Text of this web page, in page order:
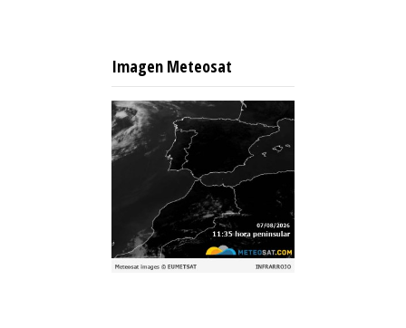
Imagen Meteosat